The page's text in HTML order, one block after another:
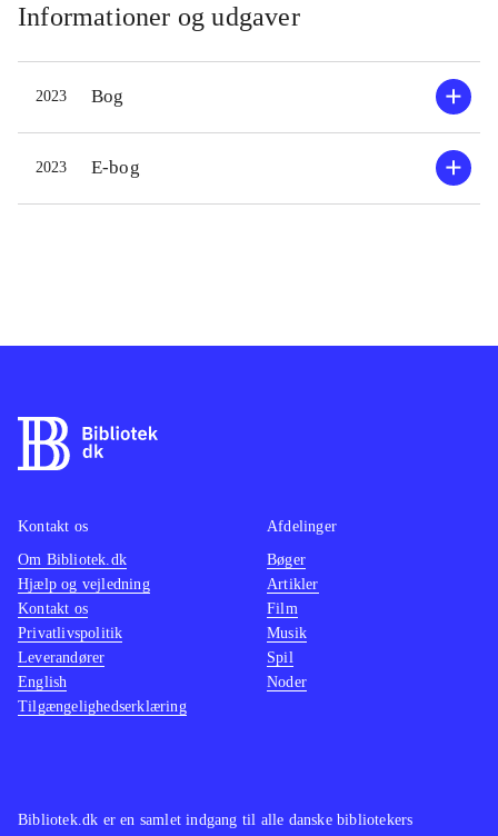
Informationer og udgaver
2023 Bog
2023 E-bog
Bibliotek.dk er en samlet indgang til alle danske bibliotekers
Kontakt os
Om Bibliotek.dk
Hjælp og vejledning
Kontakt os
Privatlivspolitik
Leverandører
English
Tilgængelighedserklæring
Afdelinger
Bøger
Artikler
Film
Musik
Spil
Noder